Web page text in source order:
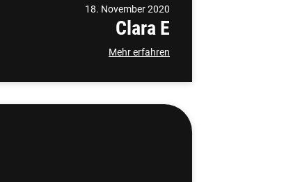
18. November 2020
Clara E
Mehr erfahren